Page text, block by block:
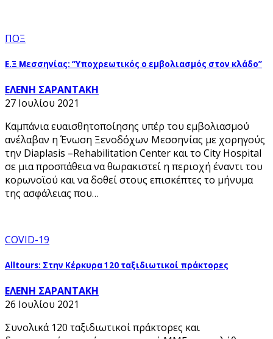
ΠΟΞ
Ε.Ξ Μεσσηνίας: “Υποχρεωτικός o εμβολιασμός στον κλάδο”
ΕΛΕΝΗ ΣΑΡΑΝΤΑΚΗ
27 Ιουλίου 2021
Καμπάνια ευαισθητοποίησης υπέρ του εμβολιασμού
ανέλαβαν η Ένωση Ξενοδόχων Μεσσηνίας με χορηγούς
την Diaplasis –Rehabilitation Center και το City Hospital
σε μια προσπάθεια να θωρακιστεί η περιοχή έναντι του
κορωνοϊού και να δοθεί στους επισκέπτες το μήνυμα
της ασφάλειας που…
COVID-19
Alltours: Στην Κέρκυρα 120 ταξιδιωτικοί πράκτορες
ΕΛΕΝΗ ΣΑΡΑΝΤΑΚΗ
26 Ιουλίου 2021
Συνολικά 120 ταξιδιωτικοί πράκτορες και